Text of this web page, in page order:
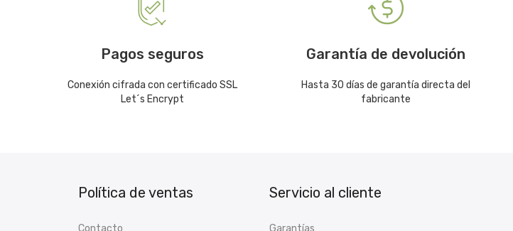
Pagos seguros
Conexión cifrada con certificado SSL
Let´s Encrypt
Garantía de devolución
Hasta 30 días de garantía directa del
fabricante
Política de ventas
Contacto
Servicio al cliente
Garantías